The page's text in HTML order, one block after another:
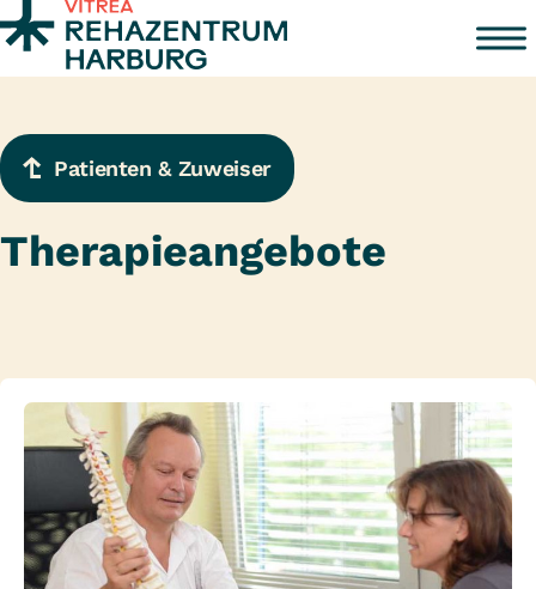
Zum Inhalt springen
Patienten & Zuweiser
Therapieangebote